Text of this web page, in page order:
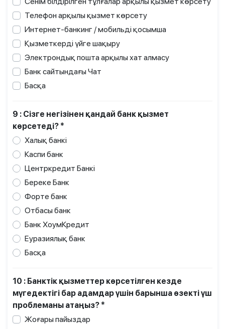
Телефон арқылы қызмет көрсету
Интернет-банкинг / мобильді қосымша
Қызметкерді үйге шақыру
Электрондық пошта арқылы хат алмасу
Банк сайтындағы Чат
Басқа
9 : Сізге негізінен қандай банк қызмет
көрсетеді? *
Халық банкі
Каспи банк
Центркредит Банкі
Береке Банк
Форте банк
Отбасы банк
Банк ХоумКредит
Еуразиялық банк
Басқа
10 : Банктік қызметтер көрсетілген кезде
мүгедектігі бар адамдар үшін барынша өзекті үш
проблеманы атаңыз? *
Жоғары пайыздар